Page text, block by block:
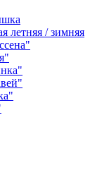
летняя / зимняя